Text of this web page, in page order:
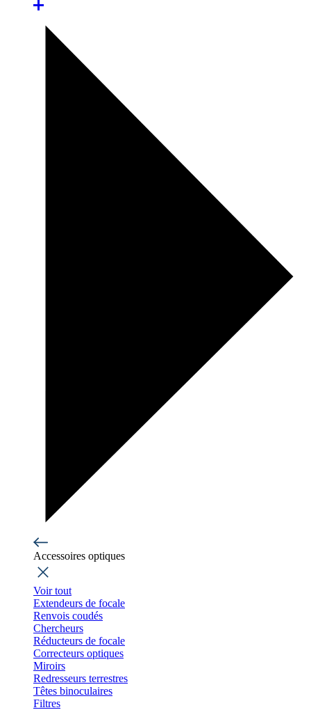
Accessoires optiques
Voir tout
Extendeurs de focale
Renvois coudés
Chercheurs
Réducteurs de focale
Correcteurs optiques
Miroirs
Redresseurs terrestres
Têtes binoculaires
Filtres